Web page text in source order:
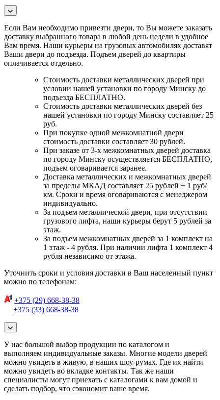
Если Вам необходимо привезти двери, то Вы можете заказать
доставку выбранного товара в любой день недели в удобное
Вам время. Наши курьеры на грузовых автомобилях доставят
Ваши двери до подъезда. Подъем дверей до квартиры
оплачивается отдельно.
Стоимость доставки металлических дверей при
условии нашей установки по городу Минску до
подъезда БЕСПЛАТНО.
Стоимость доставки металлических дверей без
нашей установки по городу Минску составляет 25
руб.
При покупке одной межкомнатной двери
стоимость доставки составляет 30 рублей.
При заказе от 3-х межкомнатных дверей доставка
по городу Минску осуществляется БЕСПЛАТНО,
подъем оговаривается заранее.
Доставка металлических и межкомнатных дверей
за пределы МКАД составляет 25 рублей + 1 руб/
км. Сроки и время оговариваются с менеджером
индивидуально.
За подъем металлической двери, при отсутствии
грузового лифта, наши курьеры берут 5 рублей за
этаж.
За подъем межкомнатных дверей за 1 комплект на
1 этаж - 4 рубля. При наличии лифта 1 комплект 4
рубля независимо от этажа.
Уточнить сроки и условия доставки в Ваш населенный пункт
можно по телефонам:
+375 (29) 668-38-38
+375 (33) 668-38-38
У нас большой выбор продукции по каталогом и
выполняем индивидуальные заказы. Многие модели дверей
можно увидеть в живую, в наших шоу-румах. Где их найти
можно увидеть во вкладке контакты. Так же наши
специалисты могут приехать с каталогами к вам домой и
сделать подбор, что сэкономит ваше время.